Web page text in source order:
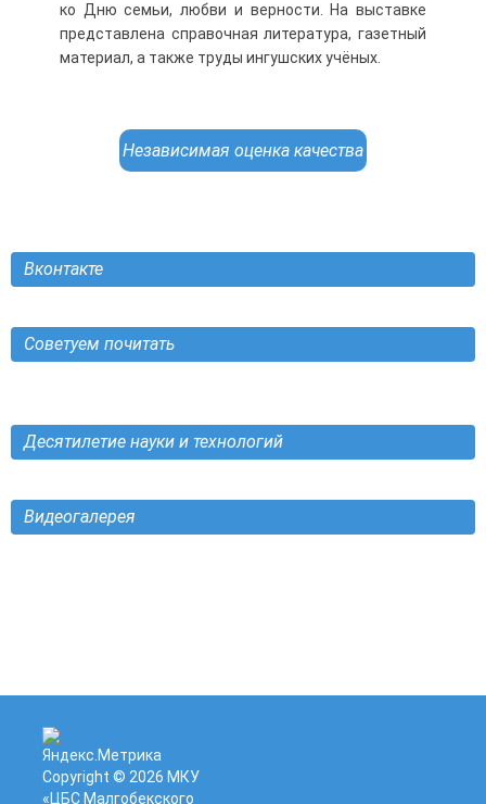
ко Дню семьи, любви и верности. На выставке
представлена справочная литература, газетный
материал, а также труды ингушских учёных.
Независимая оценка качества
Вконтакте
Советуем почитать
Десятилетие науки и технологий
Видеогалерея
Copyright © 2026 МКУ
«ЦБС Малгобекского